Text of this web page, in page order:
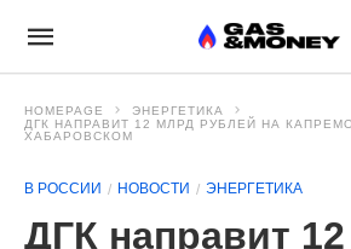
HOMEPAGE
ЭНЕРГЕТИКА
ДГК НАПРАВИТ 12 МЛРД РУБЛЕЙ НА
ХАБАРОВСКОМ
В РОССИИ НОВОСТИ ЭНЕРГЕТИКА
ДГК направит